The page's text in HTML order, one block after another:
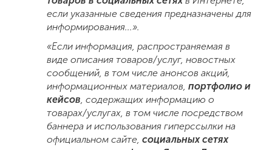
если указанные сведения предназначены для
информирования...».
«Если информация, распространяемая в
виде описания товаров/услуг, новостных
сообщений, в том числе анонсов акций,
информационных материалов,портфолио и
кейсов, содержащих информацию о
товарах/услугах, в том числе посредством
баннера и использования гиперссылки на
официальном сайте,социальных сетях